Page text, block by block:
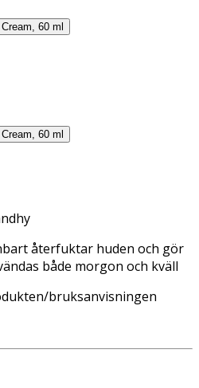
60 ml
60 ml
återfuktar huden och gör
både morgon och kväll
bruksanvisningen